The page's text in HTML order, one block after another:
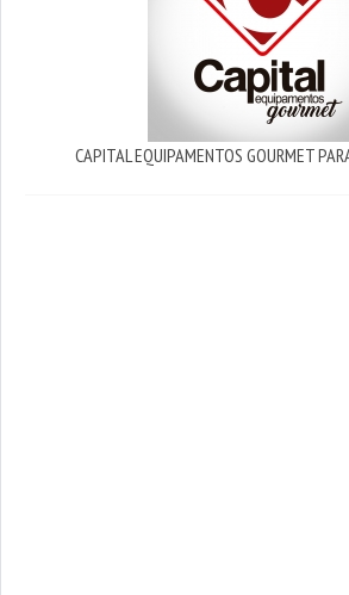
CAPITAL EQUIPAMENTOS GOURMET